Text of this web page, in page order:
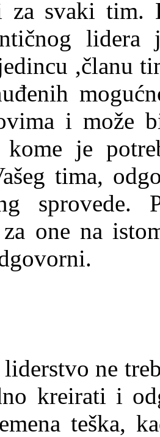
za svaki tim.
,članu
i može
kome je
tima,
sprovede.
one na
ne
kreirati i
teška,